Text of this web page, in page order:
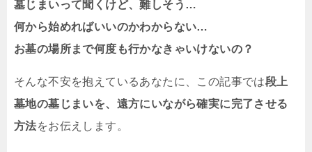
墓じまいって聞くけど、難しそう…
何から始めればいいのかわからない…
お墓の場所まで何度も行かなきゃいけないの？
そんな不安を抱えているあなたに、この記事では段上
墓地の墓じまいを、遠方にいながら確実に完了させる
方法をお伝えします。